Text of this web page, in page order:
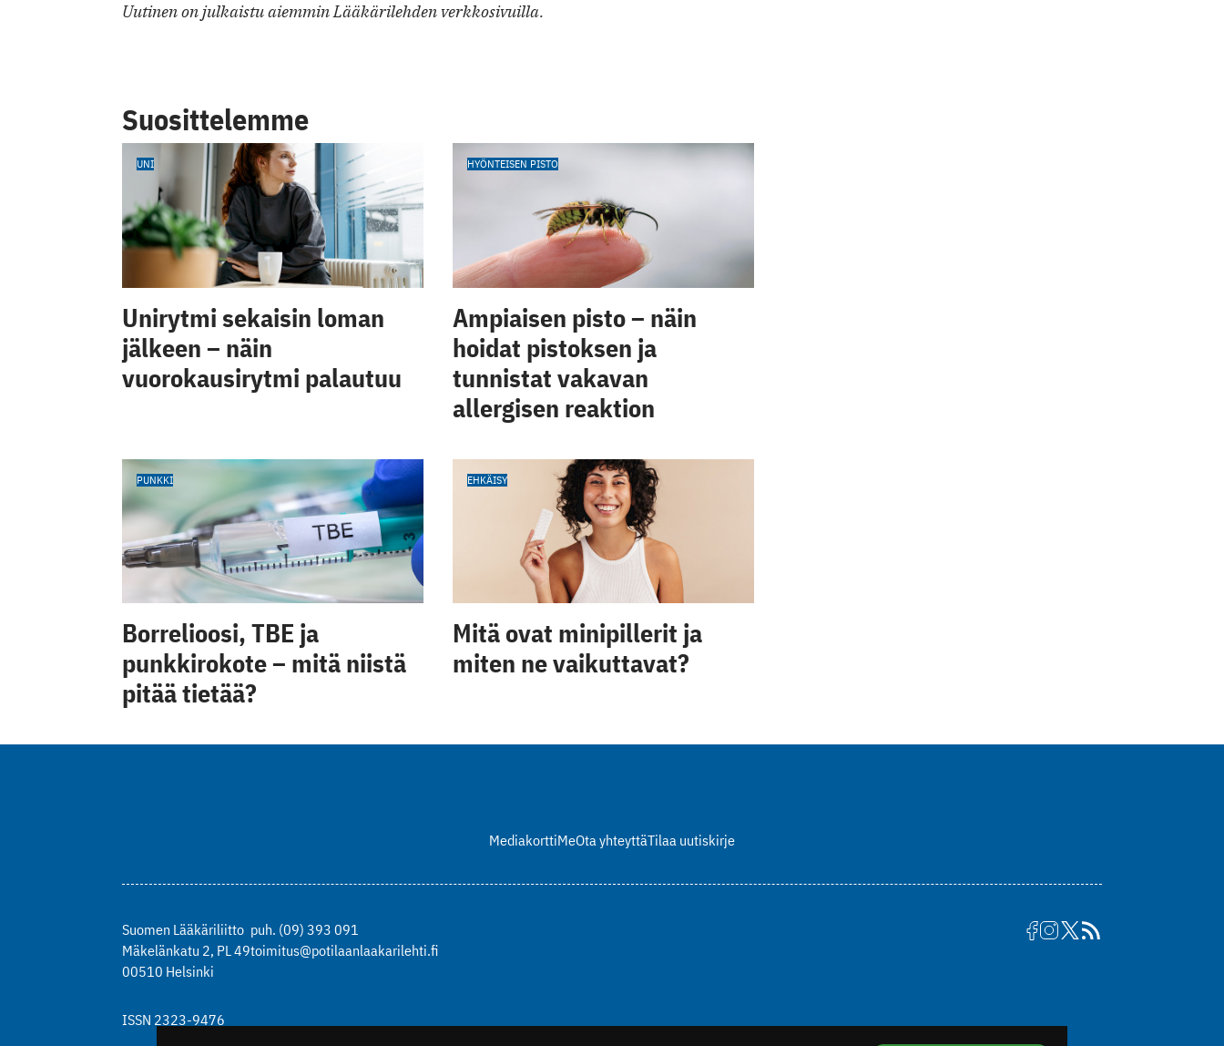
Uutinen on julkaistu aiemmin Lääkärilehden verkkosivuilla.
Suosittelemme
UNI
Unirytmi sekaisin loman
jälkeen – näin
vuorokausirytmi palautuu
HYÖNTEISEN PISTO
Ampiaisen pisto – näin
hoidat pistoksen ja
tunnistat vakavan
allergisen reaktion
PUNKKI
Borrelioosi, TBE ja
punkkirokote – mitä niistä
pitää tietää?
EHKÄISY
Mitä ovat minipillerit ja
miten ne vaikuttavat?
MediakorttiMeOta yhteyttäTilaa uutiskirje
Suomen Lääkäriliitto
Mäkelänkatu 2, PL 49
00510 Helsinki
puh. (09) 393 091
toimitus@potilaanlaakarilehti.fi
ISSN 2323-9476